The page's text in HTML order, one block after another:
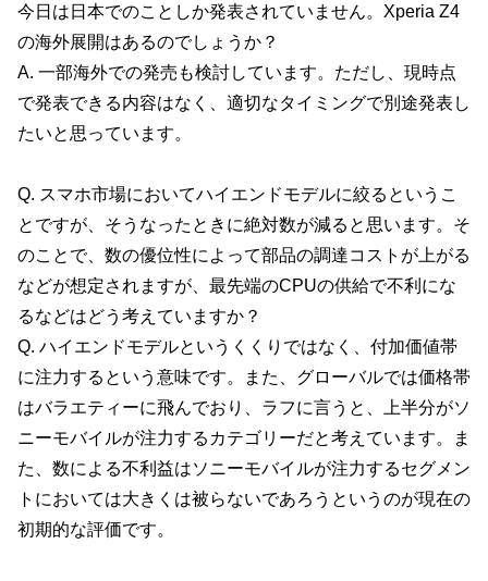
今日は日本でのことしか発表されていません。Xperia Z4
の海外展開はあるのでしょうか？
A. 一部海外での発売も検討しています。ただし、現時点
で発表できる内容はなく、適切なタイミングで別途発表し
たいと思っています。
Q. スマホ市場においてハイエンドモデルに絞るというこ
とですが、そうなったときに絶対数が減ると思います。そ
のことで、数の優位性によって部品の調達コストが上がる
などが想定されますが、最先端のCPUの供給で不利にな
るなどはどう考えていますか？
Q. ハイエンドモデルというくくりではなく、付加価値帯
に注力するという意味です。また、グローバルでは価格帯
はバラエティーに飛んでおり、ラフに言うと、上半分がソ
ニーモバイルが注力するカテゴリーだと考えています。ま
た、数による不利益はソニーモバイルが注力するセグメン
トにおいては大きくは被らないであろうというのが現在の
初期的な評価です。